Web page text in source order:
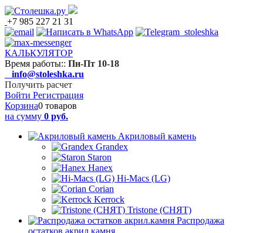
+7 985 227 21 31
КАЛЬКУЛЯТОР
Время работы:: Пн-Пт 10-18
info@stoleshka.ru
Получить расчет
Войти Регистрация
Корзина0 товаров
на сумму 0 руб.
Акриловый камень
Grandex
Staron
Hanex
Hi-Macs (LG)
Corian
Kerrock
Tristone (СНЯТ)
Распродажа
остатков акрил.камня